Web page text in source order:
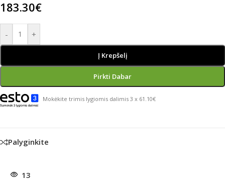
183.30€
- +
Į Krepšelį
Pirkti Dabar
Mokėkite trimis lygiomis dalimis 3 x 61.10€
Palyginkite
13